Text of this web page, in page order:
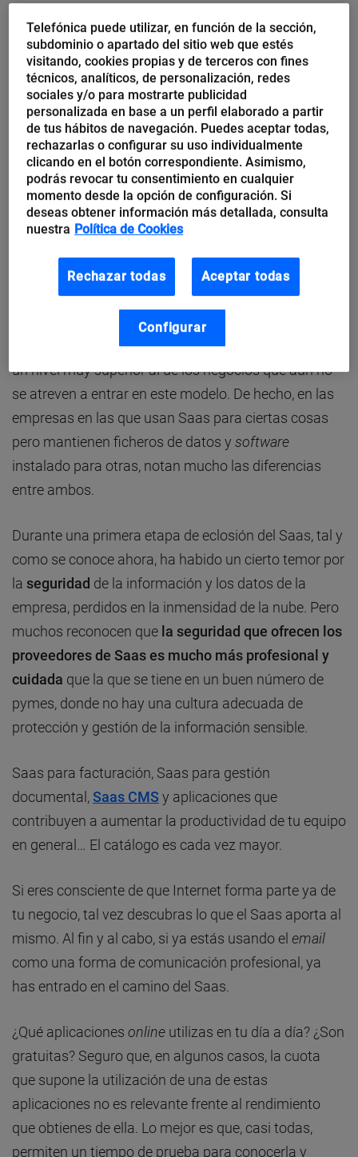
suponen las licencias desoftwaretradicionales. Las
aplicacionesonline se pagan a través decuotas
mensuales, o poruso concretodel servicio del que se
trate.
Cada vez en más negocios están adoptando la
flexibilidad y la comodidad de teneraccesoa
documentos o funcionalidades delsoftwaretipo
Saas desde cualquier dispositivo, en cualquier
todos conectados.
La rapidez y agilidad que permiten herramientas de
este tipo, impulsan a los negocios que las utilizan a
un nivel muy superior al de los negocios que aún no
se atreven a entrar en este modelo. De hecho, en las
empresas en las que usan Saas para ciertas cosas
pero mantienen ficheros de datos y software
instalado para otras, notan mucho las diferencias
entre ambos.
Durante una primera etapa de eclosión del Saas, tal y
como se conoce ahora, ha habido un cierto temor por
la seguridad de la información y los datos de la
empresa, perdidos en la inmensidad de la nube. Pero
muchos reconocen que la seguridad que ofrecen los
proveedores de Saas es mucho más profesional y
cuidada que la que se tiene en un buen número de
pymes, donde no hay una cultura adecuada de
protección y gestión de la información sensible.
Saas para facturación, Saas para gestión
documental,Saas CMSy aplicaciones que
contribuyen a aumentar la productividad de tu equipo
en general… El catálogo es cada vez mayor.
Si eres consciente de que Internet forma parte ya de
tu negocio, tal vez descubras lo que el Saas aporta al
mismo. Al fin y al cabo, si ya estás usando el email
como una forma de comunicación profesional, ya
has entrado en el camino del Saas.
¿Qué aplicaciones online utilizas en tu día a día? ¿Son
gratuitas? Seguro que, en algunos casos, la cuota
que supone la utilización de una de estas
aplicaciones no es relevante frente al rendimiento
que obtienes de ella. Lo mejor es que, casi todas,
permiten un tiempo de prueba para conocerla y
Telefónica puede utilizar, en función de la sección,
subdominio o apartado del sitio web que estés
visitando, cookies propias y de terceros con fines
técnicos, analíticos, de personalización, redes
sociales y/o para mostrarte publicidad
personalizada en base a un perfil elaborado a partir
de tus hábitos de navegación. Puedes aceptar todas,
rechazarlas o configurar su uso individualmente
clicando en el botón correspondiente. Asimismo,
podrás revocar tu consentimiento en cualquier
momento desde la opción de configuración. Si
deseas obtener información más detallada, consulta
nuestra Política de Cookies
Rechazar todas Aceptar todas
Configurar